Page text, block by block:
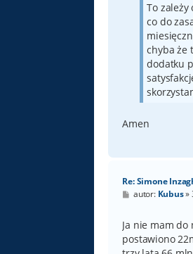
To zależy
co do
chyba że
dodatku
Amen
Re: Simone
Pautor: Kubus»
Ja nie mam
postawiono